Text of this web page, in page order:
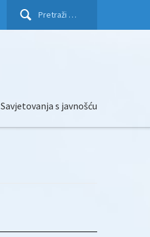
Pretraži:
Savjetovanja s javnošću